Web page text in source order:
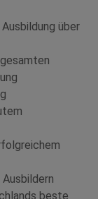
über
beste